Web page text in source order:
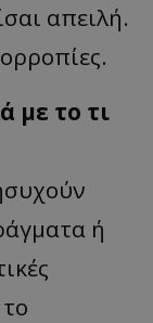
απειλή.
με το τι
ή